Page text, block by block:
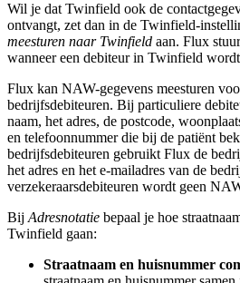
Wil je dat Twinfield ook de
ontvangt, zet dan in de Twinfield-
meesturen naar Twinfield aan. Flux
wanneer een debiteur in Twinfield
Flux kan NAW-gegevens meesturen
bedrijfsdebiteuren. Bij particuliere
naam, het adres, de postcode,
en telefoonnummer die bij de patiënt
bedrijfsdebiteuren gebruikt Flux de
het adres en het e-mailadres van de
verzekeraarsdebiteuren wordt geen
Bij Adresnotatie bepaal je hoe
Twinfield gaan:
Straatnaam en huisnummer